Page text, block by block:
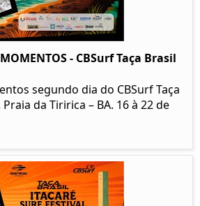
- CBSurf Taça Brasil
segundo dia do CBSurf Taça
da Tiririca – BA. 16 à 22 de